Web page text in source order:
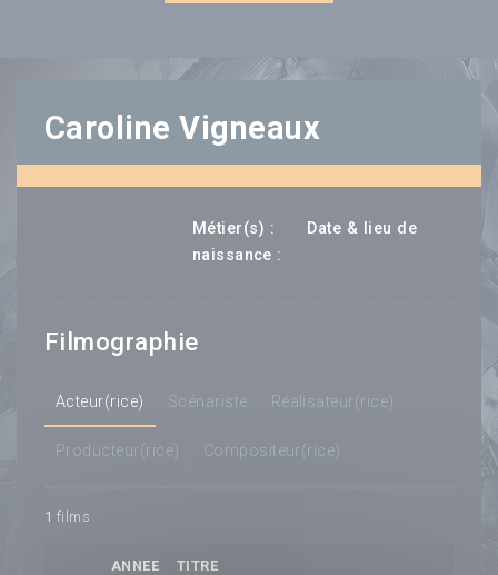
Caroline Vigneaux
Métier(s) :
Date & lieu de
naissance :
Filmographie
Acteur(rice) Scénariste Réalisateur(rice)
Producteur(rice) Compositeur(rice)
1 films
ANNEE TITRE